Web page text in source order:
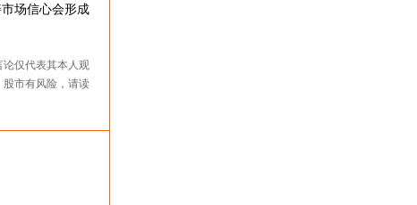
场信心会形成
论仅代表其本人观
市有风险，请读